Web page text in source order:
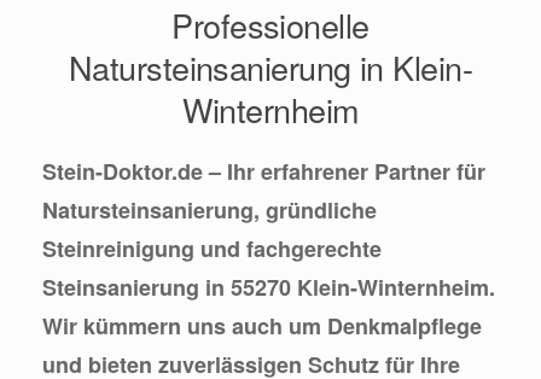
Professionelle
Natursteinsanierung in Klein-
Winternheim
Stein-Doktor.de – Ihr erfahrener Partner für
Natursteinsanierung, gründliche
Steinreinigung und fachgerechte
Steinsanierung in 55270 Klein-Winternheim.
Wir kümmern uns auch um Denkmalpflege
und bieten zuverlässigen Schutz für Ihre